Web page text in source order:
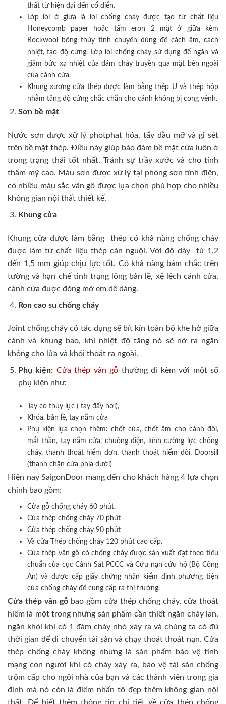
thất từ hiện đại đến cổ điển.
Lớp lõi ở giữa là lõi chống cháy được tạo từ chất liệu
Honeycomb paper hoặc tấm eron 2 mặt ở giữa kèm
Rockwool bông thủy tinh chuyên dùng để cách âm, cách
nhiệt, tạo độ cứng. Lớp lõi chống cháy sử dụng để ngăn và
giảm bức xạ nhiệt của đám cháy truyền qua mặt bên ngoài
của cánh cửa.
Khung xương cửa thép được làm bằng thép U và thép hộp
nhằm tăng độ cứng chắc chắn cho cánh không bị cong vênh.
Sơn bề mặt
Nước sơn được xử lý photphat hóa, tẩy dầu mỡ và gỉ sét
trên bề mặt thép. Điều này giúp bảo đảm bề mặt cửa luôn ở
trong trạng thái tốt nhất. Tránh sự trầy xước và cho tính
thẩm mỹ cao. Màu sơn được xử lý tại phòng sơn tĩnh điện,
có nhiều màu sắc vân gỗ được lựa chọn phù hợp cho nhiều
không gian nội thất thiết kế.
Khung cửa
Khung cửa được làm bằng thép có khả năng chống cháy
được làm từ chất liệu thép cán nguội. Với độ dày từ 1,2
đến 1,5 mm giúp chịu lực tốt. Có khả năng bám chắc trên
tường và hạn chế tình trạng lỏng bản lề, xệ lệch cánh cửa,
cánh cửa được đóng mở em dễ dàng.
Ron cao su chống cháy
Joint chống cháy có tác dụng sẽ bít kín toàn bộ khe hở giữa
cánh và khung bao, khi nhiệt độ tăng nó sẽ nở ra ngăn
không cho lửa và khói thoát ra ngoài.
Phụ kiện: Cửa thép vân gỗ thường đi kèm với một số
phụ kiện như:
Tay co thủy lực ( tay đẩy hơi),
Khóa, bản lề, tay nắm cửa
Phụ kiện lựa chọn thêm: chốt cửa, chốt âm cho cánh đôi,
mắt thần, tay nắm cửa, chuông điện, kính cường lực chống
cháy, thanh thoát hiểm đơn, thanh thoát hiểm đôi, Doorsill
(thanh chặn cửa phía dưới)
Hiện nay SaigonDoor mang đến cho khách hàng 4 lựa chọn
chính bao gồm:
Cửa gỗ chống cháy 60 phút.
Cửa thép chống cháy 70 phút
Cửa thép chống cháy 90 phút
Và cửa Thép chống cháy 120 phút cao cấp.
Cửa thép vân gỗ có chống cháy được sản xuất đạt theo tiêu
chuẩn của cục Cảnh Sát PCCC và Cứu nạn cứu hộ (Bộ Công
An) và được cấp giấy chứng nhận kiểm định phương tiện
cửa chống cháy để cung cấp ra thị trường.
Cửa thép vân gỗ bao gồm cửa thép chống cháy, cửa thoát
hiểm là một trong những sản phẩm cần thiết ngăn cháy lan,
ngăn khói khi có 1 đám cháy nhỏ xảy ra và chúng ta có đủ
thời gian để di chuyển tài sản và chạy thoát thoát nạn. Cửa
thép chống cháy không những là sản phẩm bảo vệ tính
mạng con người khi có cháy xảy ra, bảo vệ tài sản chống
trộm cấp cho ngôi nhà của bạn và các thành viên trong gia
đình mà nó còn là điểm nhấn tô đẹp thêm không gian nội